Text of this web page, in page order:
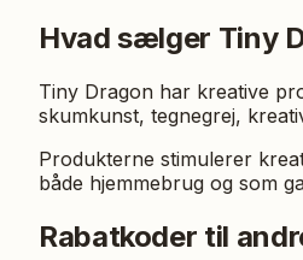
Hvad sælger Tiny
Tiny Dragon har kreative
skumkunst, tegnegrej,
Produkterne stimulerer
både hjemmebrug og som
Rabatkoder til